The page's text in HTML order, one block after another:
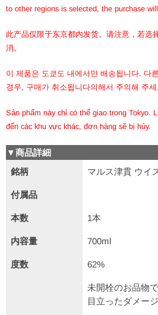
to other regions is selected, the purchase
此产品仅限于东京都内发货。请注意，若选
消。
이 제품은 도쿄도 내에서만 배송됩니다. 다
경우, 구매가 취소됩니다의해서 주의해 주세
Sản phẩm này chỉ có thể giao trong Tokyo.
đến các khu vực khác, đơn hàng sẽ bị hủy.
▼商品詳細
銘柄
マルス津貫 ウイ
付属品
本数 1本
内容量 700ml
度数 62%
未開栓のお品物で
目立ったダメー